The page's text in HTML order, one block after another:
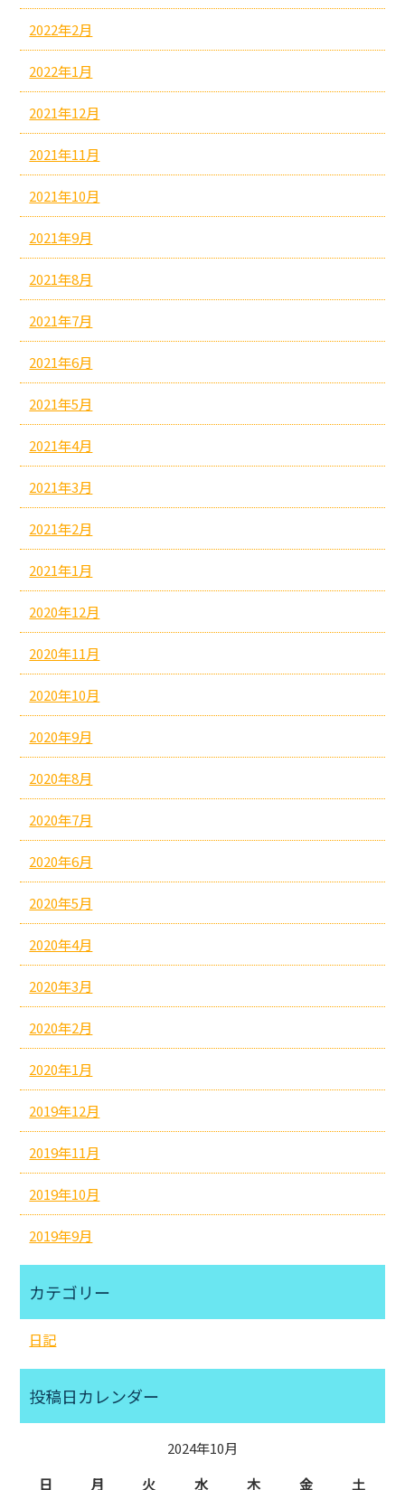
2022年2月
2022年1月
2021年12月
2021年11月
2021年10月
2021年9月
2021年8月
2021年7月
2021年6月
2021年5月
2021年4月
2021年3月
2021年2月
2021年1月
2020年12月
2020年11月
2020年10月
2020年9月
2020年8月
2020年7月
2020年6月
2020年5月
2020年4月
2020年3月
2020年2月
2020年1月
2019年12月
2019年11月
2019年10月
2019年9月
カテゴリー
日記
投稿日カレンダー
2024年10月
日
月 火 水 木 金 土